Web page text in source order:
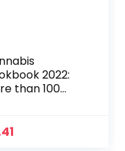
2022:
than 100
Savory Main